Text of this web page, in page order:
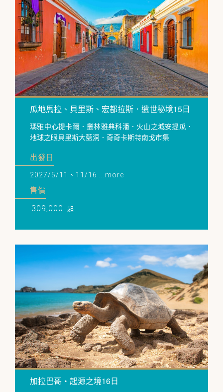
瓜地馬拉、貝里斯、宏都拉斯．遺世秘境15日
瑪雅中心提卡爾．叢林雅典科潘．火山之城安提瓜．
地球之眼貝里斯大藍洞．奇奇卡斯特南戈市集
出發日
2027/5/11、11/16 ...more
售價
309,000 起
加拉巴哥・起源之境16日